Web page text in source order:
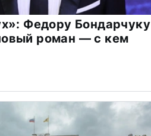
Федору Бондарчуку
роман — с кем